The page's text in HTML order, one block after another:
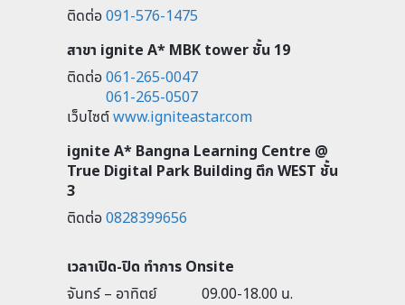
ติดต่อ091-576-1475
สาขา ignite A* MBK tower ชั้น 19
ติดต่อ061-265-0047
061-265-0507
เว็บไซต์www.igniteastar.com
ignite A* Bangna Learning Centre @
True Digital Park Building ตึก WEST ชั้น
3
ติดต่อ0828399656
เวลาเปิด-ปิด ทำการ Onsite
จันทร์ – อาทิตย์
09.00-18.00 น.